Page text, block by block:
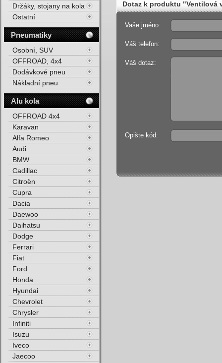
Dotaz k produktu "Ventilová
Vaše jméno:
Váš telefon:
Váš dotaz:
Opište kód:
Držáky, stojany na kola
Ostatní
Pneumatiky
Osobní, SUV
OFFROAD, 4x4
Dodávkové pneu
Nákladní pneu
Alu kola
OFFROAD 4x4
Karavan
Alfa Romeo
Audi
BMW
Cadillac
Citroën
Cupra
Dacia
Daewoo
Daihatsu
Dodge
Ferrari
Fiat
Ford
Honda
Hyundai
Chevrolet
Chrysler
Infiniti
Isuzu
Iveco
Jaecoo